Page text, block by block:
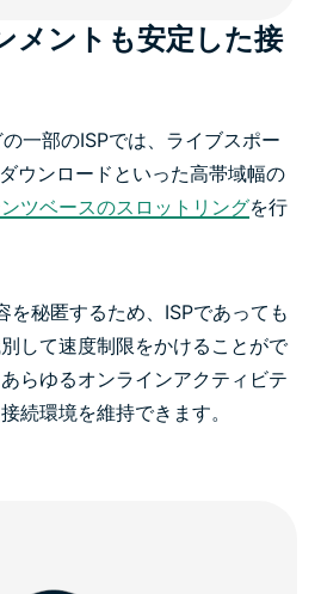
メントも安定した接
一部のISPでは、ライブスポー
ウンロードといった高帯域幅の
ツベースのスロットリングを行
を秘匿するため、ISPであっても
して速度制限をかけることがで
らゆるオンラインアクティビテ
続環境を維持できます。